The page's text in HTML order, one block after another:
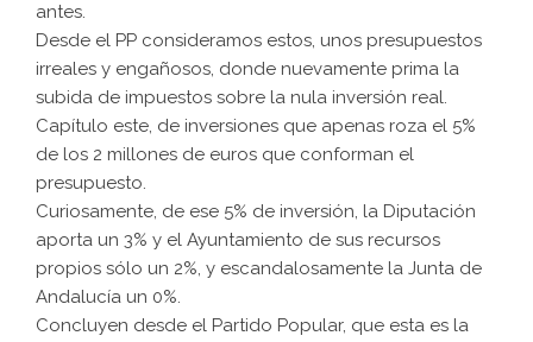
antes.
Desde el PP consideramos estos, unos presupuestos
irreales y engañosos, donde nuevamente prima la
subida de impuestos sobre la nula inversión real.
Capítulo este, de inversiones que apenas roza el 5%
de los 2 millones de euros que conforman el
presupuesto.
Curiosamente, de ese 5% de inversión, la Diputación
aporta un 3% y el Ayuntamiento de sus recursos
propios sólo un 2%, y escandalosamente la Junta de
Andalucía un 0%.
Concluyen desde el Partido Popular, que esta es la